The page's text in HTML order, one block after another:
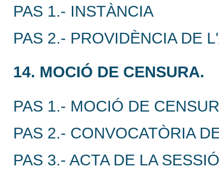
PAS 1.- INSTÀNCIA
PAS 2.- PROVIDÈNCIA DE
14. MOCIÓ DE CENSURA.
PAS 1.- MOCIÓ DE
PAS 2.- CONVOCATÒRIA
PAS 3.- ACTA DE LA SESSIÓ